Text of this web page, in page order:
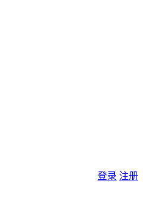
登录 注册